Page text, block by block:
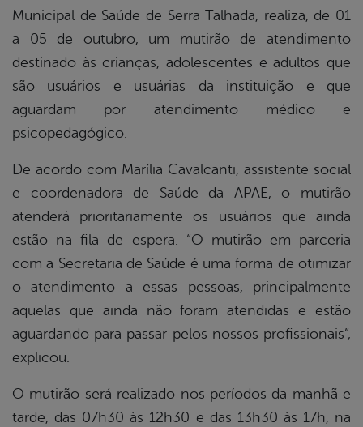
Municipal de Saúde de Serra Talhada, realiza, de 01
a 05 de outubro, um mutirão de atendimento
destinado às crianças, adolescentes e adultos que
são usuários e usuárias da instituição e que
aguardam por atendimento médico e
psicopedagógico.
De acordo com Marília Cavalcanti, assistente social
e coordenadora de Saúde da APAE, o mutirão
atenderá prioritariamente os usuários que ainda
estão na fila de espera. “O mutirão em parceria
com a Secretaria de Saúde é uma forma de otimizar
o atendimento a essas pessoas, principalmente
aquelas que ainda não foram atendidas e estão
aguardando para passar pelos nossos profissionais”,
explicou.
O mutirão será realizado nos períodos da manhã e
tarde, das 07h30 às 12h30 e das 13h30 às 17h, na